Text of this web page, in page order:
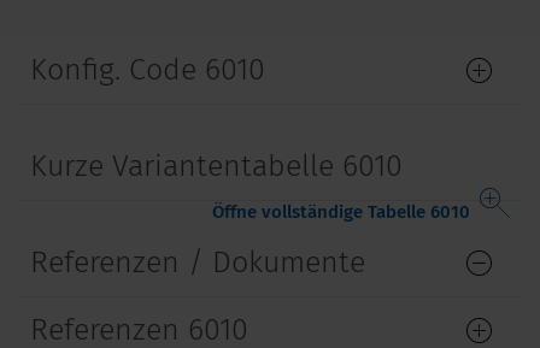
Konfig. Code 6010
Kurze Variantentabelle 6010
Öffne vollständige Tabelle 6010
Referenzen / Dokumente
Referenzen 6010